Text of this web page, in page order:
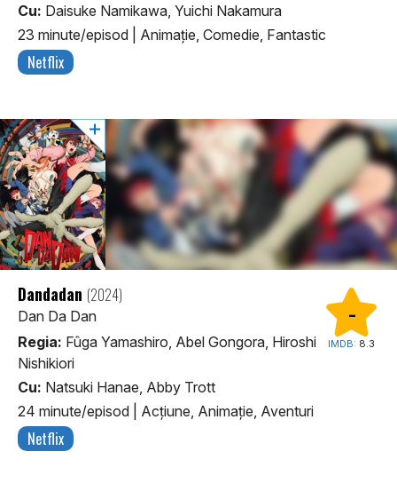
Cu: Daisuke Namikawa, Yuichi Nakamura
23 minute/episod
Animaţie, Comedie, Fantastic
Netflix
-
IMDB: 8.3
Dandadan (2024)
Dan Da Dan
Regia: Fûga Yamashiro, Abel Gongora, Hiroshi
Nishikiori
Cu: Natsuki Hanae, Abby Trott
24 minute/episod
Acţiune, Animaţie, Aventuri
Netflix